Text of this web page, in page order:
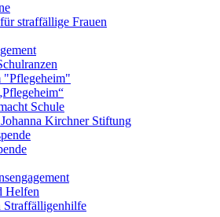
straffällige Frauen
"Pflegeheim"
Schule
Kirchner Stiftung
Helfen
Straffälligenhilfe